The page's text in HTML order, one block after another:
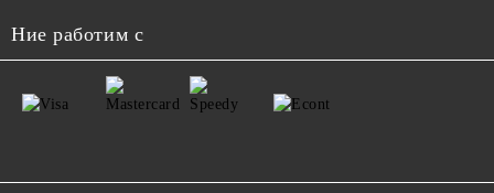
Ние работим с